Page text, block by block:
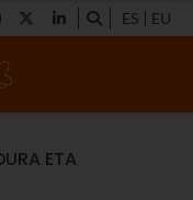
ES EU
ETA